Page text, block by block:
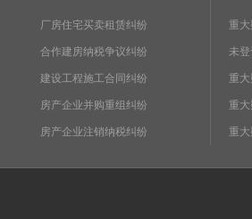
厂房住宅买卖租赁纠纷
合作建房纳税争议纠纷
建设工程施工合同纠纷
房产企业并购重组纠纷
房产企业注销纳税纠纷
重
未
重
重
重